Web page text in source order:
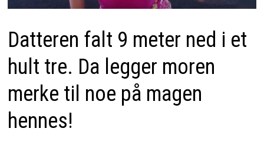
Datteren falt 9 meter ned i et
hult tre. Da legger moren
merke til noe på magen
hennes!